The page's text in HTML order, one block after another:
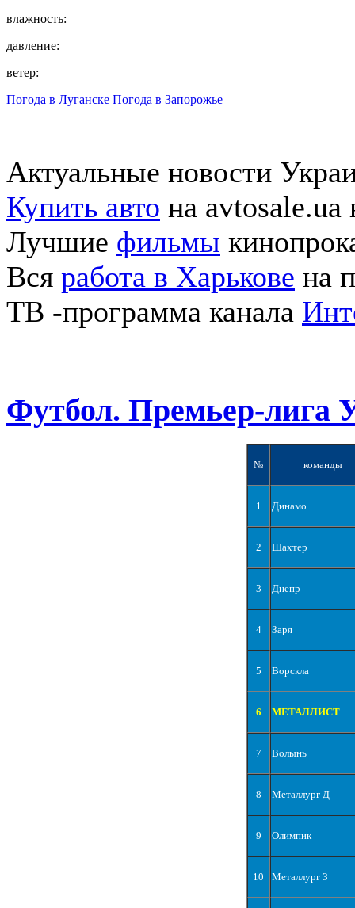
влажность:
давление:
ветер:
Погода в Луганске Погода в Запорожье
Актуальные новости
Купить авто на avtosale.ua
Лучшие фильмы
Вся работа в Харькове на
ТВ -программа канала
Футбол. Премьер-лига
№ команды
1 Динамо
2 Шахтер
3 Днепр
4 Заря
5 Ворскла
6 МЕТАЛЛИСТ
7 Волынь
8 Металлург Д
9 Олимпик
10 Металлург З